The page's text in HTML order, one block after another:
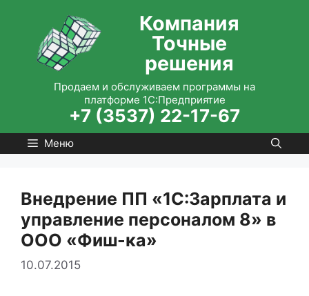
содержимому
Компания
Точные
решения
Продаем и обслуживаем программы на
платформе 1С:Предприятие
+7 (3537) 22-17-67
Меню
Внедрение ПП «1С:Зарплата и
управление персоналом 8» в
ООО «Фиш-ка»
10.07.2015